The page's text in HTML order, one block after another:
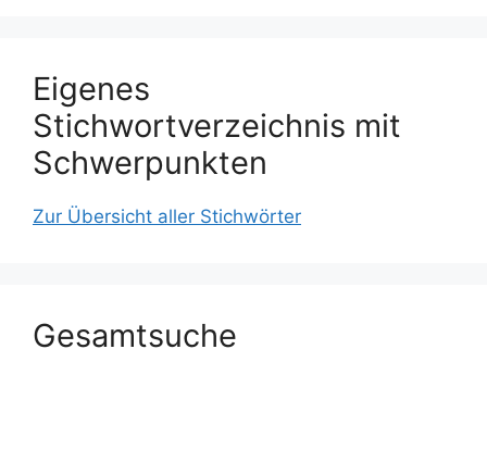
Eigenes
Stichwortverzeichnis mit
Schwerpunkten
Zur Übersicht aller Stichwörter
Gesamtsuche